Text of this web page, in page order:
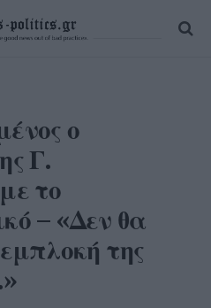
ο
Γ.
το
– «Δεν θα
της